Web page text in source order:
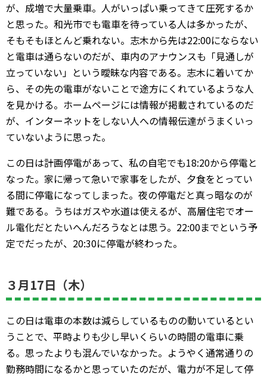
が、成増で大量乗車。人がいっぱい乗ってきて圧死するか
と思った。和光市でも電車を待っている人は多かったが、
そもそもほとんど乗れない。志木から先は22:00にならない
と電車は通らないのだが、車内のアナウンスも「見通しが
立っていない」という曖昧な内容である。志木に着いてか
ら、その先の電車がないことで途方にくれているような人
を見かける。ホームページには情報が掲載されているのだ
が、インターネットをしない人への情報伝達がうまくいっ
ていないように思った。
この日は計画停電があって、私の自宅でも18:20から停電と
なった。家に帰って急いで家事をしたが、夕食をとってい
る間に停電になってしまった。夜の停電だと真っ暗なのが
難である。うちはガスや水道は使えるが、高層住宅でオー
ル電化だとたいへんだろうなとは思う。22:00までという予
定でだったが、20:30に停電が終わった。
３月17日（木）
この日は電車の本数は減らしているものの動いているとい
うことで、平時よりも少し早いくらいの時間の電車に乗
る。思ったよりも混んでいなかった。ようやく通常通りの
勤務時間になるかと思っていたのだが、電力が不足して停